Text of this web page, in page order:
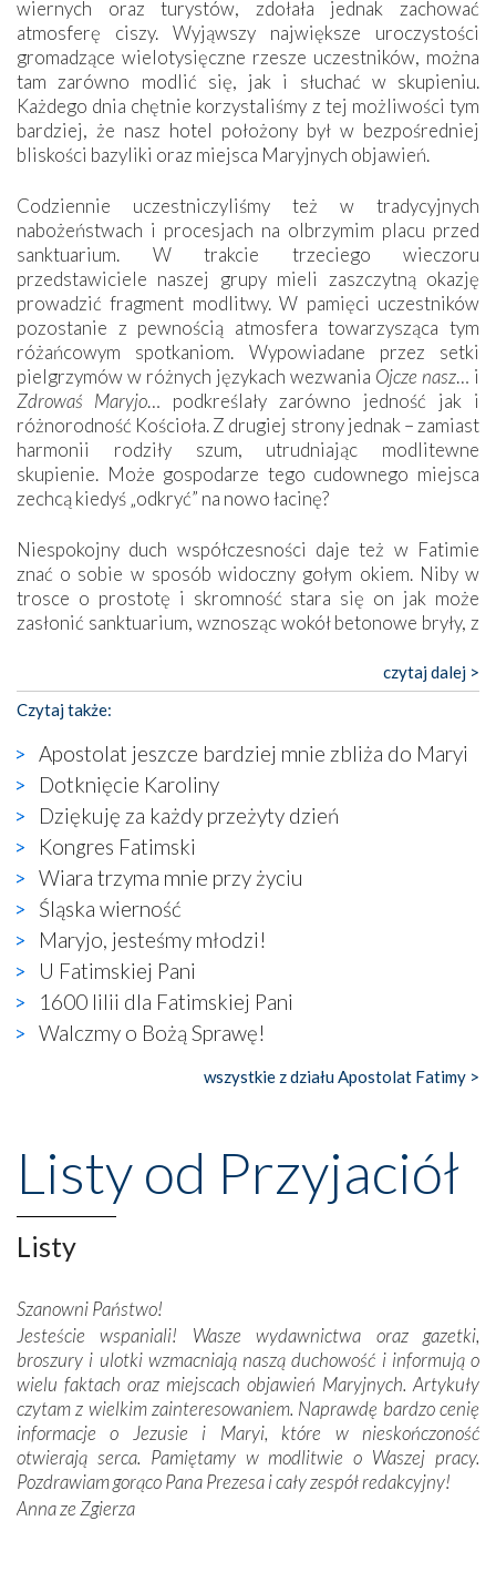
wiernych oraz turystów, zdołała jednak zachować
atmosferę ciszy. Wyjąwszy największe uroczystości
gromadzące wielotysięczne rzesze uczestników, można
tam zarówno modlić się, jak i słuchać w skupieniu.
Każdego dnia chętnie korzystaliśmy z tej możliwości tym
bardziej, że nasz hotel położony był w bezpośredniej
bliskości bazyliki oraz miejsca Maryjnych objawień.
Codziennie uczestniczyliśmy też w tradycyjnych
nabożeństwach i procesjach na olbrzymim placu przed
sanktuarium. W trakcie trzeciego wieczoru
przedstawiciele naszej grupy mieli zaszczytną okazję
prowadzić fragment modlitwy. W pamięci uczestników
pozostanie z pewnością atmosfera towarzysząca tym
różańcowym spotkaniom. Wypowiadane przez setki
pielgrzymów w różnych językach wezwania Ojcze nasz… i
Zdrowaś Maryjo… podkreślały zarówno jedność jak i
różnorodność Kościoła. Z drugiej strony jednak – zamiast
harmonii rodziły szum, utrudniając modlitewne
skupienie. Może gospodarze tego cudownego miejsca
zechcą kiedyś „odkryć” na nowo łacinę?
Niespokojny duch współczesności daje też w Fatimie
znać o sobie w sposób widoczny gołym okiem. Niby w
trosce o prostotę i skromność stara się on jak może
zasłonić sanktuarium, wznosząc wokół betonowe bryły, z
katolickiego kultu. Tylko co wspólnego z żywą,
autentyczną wiarą mogą mieć płaskie, szare bunkry albo
kaplice, w których Tabernakulum przypomina bardziej
skrzynkę na narzędzia? Albo co powiedzieć o ustawionym
tuż przy nowej bazylice wielkim krzyżu, na którym
zamiast Chrystusa umieszczono dziwaczną postać jakby
wyjętą ze starożytnych hieroglifów? W kulturowym
kontekście naszych czasów to raczej karykatura niż godny
wizerunek Zbawiciela…
Zatem nawet w bezpośrednim otoczeniu sanktuarium
naocznie przekonaliśmy się, że wewnątrz Kościoła toczy
się ogromna walka o kształt katolicyzmu i o serca
wierzących. Do czego to zmaganie może prowadzić,
widzieliśmy w urokliwym, niewielkim mieście Obidos,
gdzie w miejscu dawnego kościoła działa dzisiaj…
księgarnia.
Nasze pielgrzymkowe wyprawy, których celem były
wznoszono na chwałę Bożą, na przykład – w podzięce za
Opatrznościową pomoc w wygranej bitwie o
niepodległość kraju. Zachwyt budziła potężna, a zarazem
misterna architektura tych monumentalnych dzieł,
wspaniałe zdobienia, dbałość ich twórców o detale,
budowniczych.
Podążyliśmy też śladami fatimskich wizjonerów – Łucji
dos Santos oraz świętych Hiacynty i Franciszka Marto.
Modliliśmy się przy ich grobach. Odprawiliśmy Drogę
Krzyżową w ich rodzinnych stronach, odwiedziliśmy
domy, w których żyli.
W miejscu objawień Matki Bożej zapaliliśmy świece
czytaj dalej >
Czytaj także:
Apostolat jeszcze bardziej mnie zbliża do Maryi
Dotknięcie Karoliny
Dziękuję za każdy przeżyty dzień
Kongres Fatimski
Wiara trzyma mnie przy życiu
Śląska wierność
Maryjo, jesteśmy młodzi!
U Fatimskiej Pani
1600 lilii dla Fatimskiej Pani
Walczmy o Bożą Sprawę!
wszystkie z działu Apostolat Fatimy >
Listy od Przyjaciół
Listy
Szanowni Państwo!
Jesteście wspaniali! Wasze wydawnictwa oraz gazetki,
broszury i ulotki wzmacniają naszą duchowość i informują o
wielu faktach oraz miejscach objawień Maryjnych. Artykuły
czytam z wielkim zainteresowaniem. Naprawdę bardzo cenię
informacje o Jezusie i Maryi, które w nieskończoność
otwierają serca. Pamiętamy w modlitwie o Waszej pracy.
Pozdrawiam gorąco Pana Prezesa i cały zespół redakcyjny!
Anna ze Zgierza